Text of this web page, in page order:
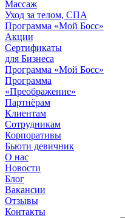
Массаж
Уход за телом, СПА
Программа «Мой Босс»
Акции
Сертификаты
для Бизнеса
Программа «Мой Босс»
Программа
«Преображение»
Партнёрам
Клиентам
Сотрудникам
Корпоративы
Бьюти девичник
О нас
Новости
Блог
Вакансии
Отзывы
Контакты